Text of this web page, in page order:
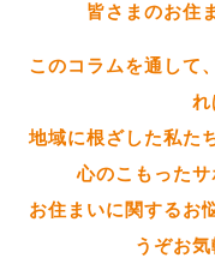
皆さまのお住
このコラムを通して
れ
地域に根ざした私た
心のこもったサ
お住まいに関するお
うぞお気